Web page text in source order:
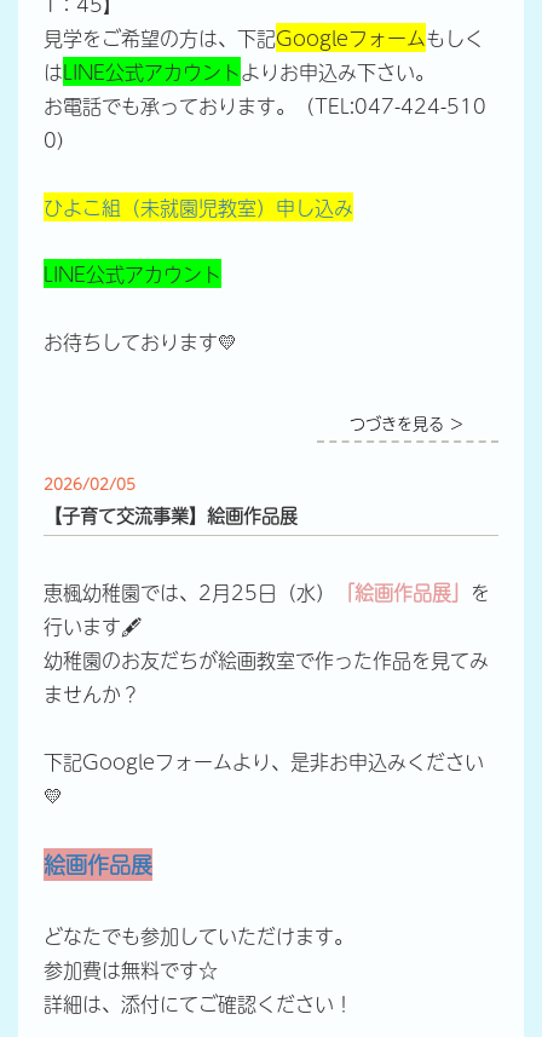
見学をご希望の方は、下記Googleフォームもしく
はLINE公式アカウントよりお申込み下さい。
お電話でも承っております。（TEL:047-424-510
0)
ひよこ組（未就園児教室）申し込み
LINE公式アカウント
お待ちしております💛
つづきを見る ＞
2026/02/05
【子育て交流事業】絵画作品展
恵楓幼稚園では、2月25日（水） 「絵画作品展」 を
行います🖋
幼稚園のお友だちが絵画教室で作った作品を見てみ
ませんか？
下記Googleフォームより、是非お申込みください
💛
絵画作品展
どなたでも参加していただけます。
参加費は無料です☆
詳細は、添付にてご確認ください！